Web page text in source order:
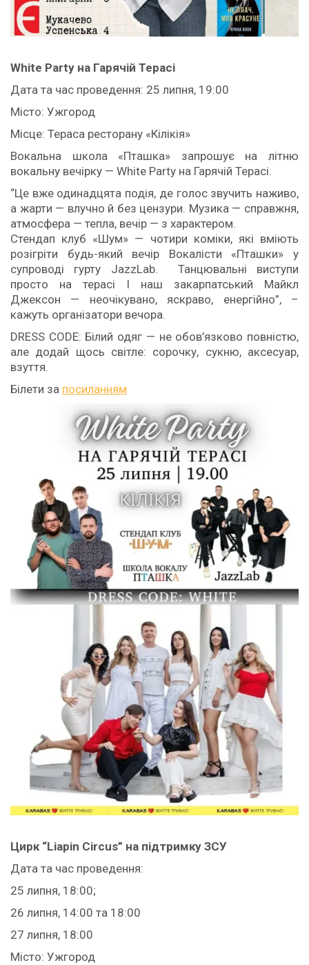
White Party на Гарячій Терасі
Дата та час проведення: 25 липня, 19:00
Місто: Ужгород
Місце: Тераса ресторану «Кілікія»
Вокальна школа «Пташка» запрошує на літню
вокальну вечірку — White Party на Гарячій Терасі.
“Це вже одинадцята подія, де голос звучить наживо,
а жарти — влучно й без цензури. Музика — справжня,
атмосфера — тепла, вечір — з характером.
Стендап клуб «Шум» — чотири коміки, які вміють
розігріти будь-який вечір Вокалісти «Пташки» у
супроводі гурту JazzLab. Танцювальні виступи
просто на терасі І наш закарпатський Майкл
Джексон — неочікувано, яскраво, енергійно”, –
кажуть організатори вечора.
DRESS CODE: Білий одяг — не обов’язково повністю,
але додай щось світле: сорочку, сукню, аксесуар,
взуття.
Білети за посиланням
Цирк “Liapin Сircus” на підтримку ЗСУ
Дата та час проведення:
25 липня, 18:00;
26 липня, 14:00 та 18:00
27 липня, 18:00
Місто: Ужгород